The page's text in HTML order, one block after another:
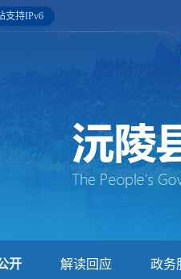
支持IPv6
开 解读回应 政务